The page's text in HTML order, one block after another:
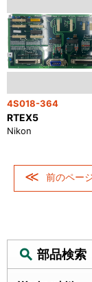
RTEX5
4S018-364
Nikon
前のペー
部品検索